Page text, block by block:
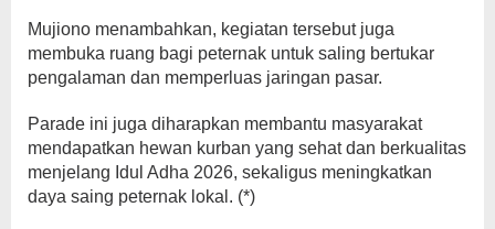
Mujiono menambahkan, kegiatan tersebut juga
membuka ruang bagi peternak untuk saling bertukar
pengalaman dan memperluas jaringan pasar.
Parade ini juga diharapkan membantu masyarakat
mendapatkan hewan kurban yang sehat dan berkualitas
menjelang Idul Adha 2026, sekaligus meningkatkan
daya saing peternak lokal. (*)